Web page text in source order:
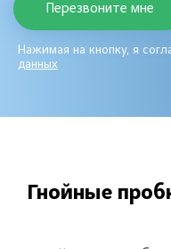
Нажимая на кнопку, я
данных
Гнойные